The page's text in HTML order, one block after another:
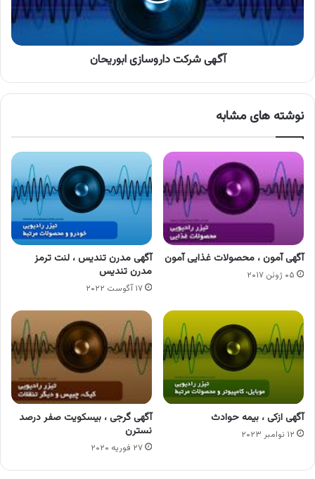
آگهی شرکت داروسازی ابوریحان
نوشته های مشابه
آگهی آمون ، محصولات غذایی آمون
۰۵ ژوئن ۲۰۱۷
آگهی مدرن تندیس ، لنت ترمز
مدرن تندیس
۱۷ آگوست ۲۰۲۲
آگهی ازکی ، بیمه حوادث
۱۲ نوامبر ۲۰۲۳
آگهی گرجی ، بیسکویت صفر درصد
نسترن
۲۷ فوریه ۲۰۲۰